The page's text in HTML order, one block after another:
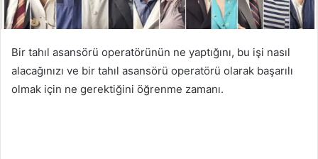
Bir tahıl asansörü operatörünün ne yaptığını, bu işi nasıl
alacağınızı ve bir tahıl asansörü operatörü olarak başarılı
olmak için ne gerektiğini öğrenme zamanı.